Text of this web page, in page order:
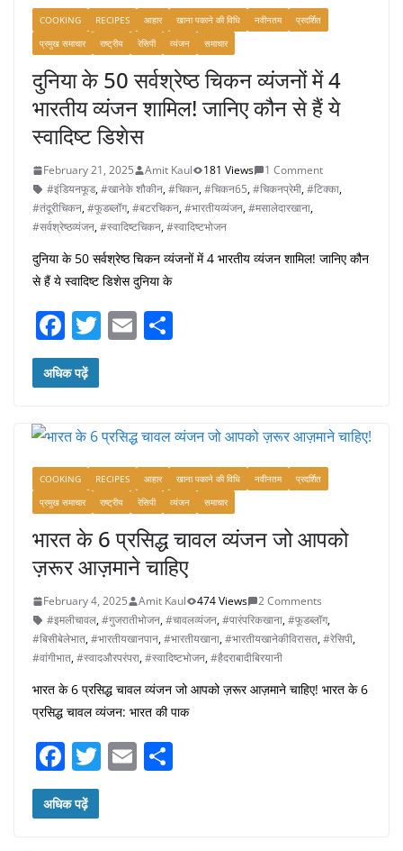
o
k
COOKING RECIPES आहार खाना पकाने की विधि नवीनतम
प्रदर्शित
प्रमुख समाचार
राष्ट्रीय रेसिपी व्यंजन समाचार
दुनिया के 50 सर्वश्रेष्ठ चिकन व्यंजनों में 4
भारतीय व्यंजन शामिल! जानिए कौन से हैं ये
स्वादिष्ट डिशेस
February 21, 2025 Amit Kaul 181 Views
1 Comment
#इंडियनफूड,#खानेके शौकीन,#चिकन,#चिकन65,#चिकनप्रेमी,#टिक्का,
#तंदूरीचिकन,#फूडब्लॉग,#बटरचिकन,#भारतीयव्यंजन,#मसालेदारखाना,
#सर्वश्रेष्ठव्यंजन,#स्वादिष्टचिकन,#स्वादिष्टभोजन
दुनिया के 50 सर्वश्रेष्ठ चिकन व्यंजनों में 4 भारतीय व्यंजन शामिल! जानिए कौन
से हैं ये स्वादिष्ट डिशेस दुनिया के
F
a
c
b
o
o
k
T E
अधिक पढ़ें
COOKING RECIPES आहार खाना पकाने की विधि नवीनतम
प्रदर्शित
प्रमुख समाचार
राष्ट्रीय रेसिपी व्यंजन समाचार
भारत के 6 प्रसिद्ध चावल व्यंजन जो आपको
ज़रूर आज़माने चाहिए
February 4, 2025 Amit Kaul 474 Views
2 Comments
#इमलीचावल,#गुजरातीभोजन,#चावलव्यंजन,#पारंपरिकखाना,#फूडब्लॉग,
#बिसीबेलेभात,#भारतीयखानपान,#भारतीयखाना,#भारतीयखानेकीविरासत,#रेसिपी,
#वांगीभात,#स्वादऔरपरंपरा,#स्वादिष्टभोजन,#हैदराबादीबिरयानी
भारत के 6 प्रसिद्ध चावल व्यंजन जो आपको ज़रूर आज़माने चाहिए! भारत के 6
प्रसिद्ध चावल व्यंजन: भारत की पाक
F
a
c
T E
अधिक पढ़ें